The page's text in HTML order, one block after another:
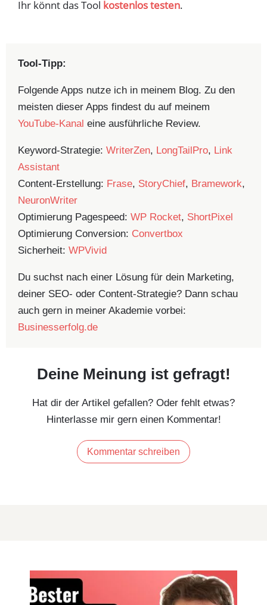
Ihr könnt das Tool kostenlos testen.
Tool-Tipp:
Folgende Apps nutze ich in meinem Blog. Zu den
meisten dieser Apps findest du auf meinem
YouTube-Kanal eine ausführliche Review.
Keyword-Strategie: WriterZen, LongTailPro, Link
Assistant
Content-Erstellung: Frase, StoryChief, Bramework,
NeuronWriter
Optimierung Pagespeed: WP Rocket, ShortPixel
Optimierung Conversion: Convertbox
Sicherheit: WPVivid
Du suchst nach einer Lösung für dein Marketing,
deiner SEO- oder Content-Strategie? Dann schau
auch gern in meiner Akademie vorbei:
Businesserfolg.de
Deine Meinung ist gefragt!
Hat dir der Artikel gefallen? Oder fehlt etwas?
Hinterlasse mir gern einen Kommentar!
Kommentar schreiben